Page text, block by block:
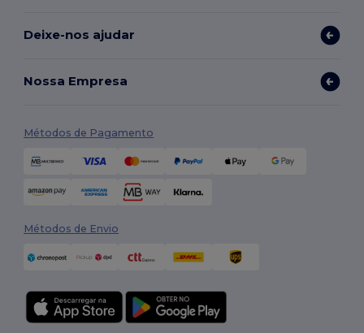
Deixe-nos ajudar
Nossa Empresa
Métodos de Pagamento
Métodos de Envio